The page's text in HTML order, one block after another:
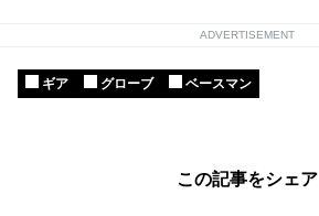
ADVERTISEMENT
ギア グローブ ベースマン
この記事をシェア